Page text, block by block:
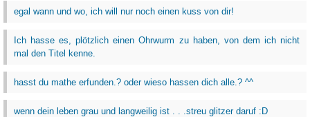
egal wann und wo, ich will nur noch einen kuss von dir!
Ich hasse es, plötzlich einen Ohrwurm zu haben, von dem ich nicht
mal den Titel kenne.
hasst du mathe erfunden.? oder wieso hassen dich alle.? ^^
wenn dein leben grau und langweilig ist . . .streu glitzer daruf :D